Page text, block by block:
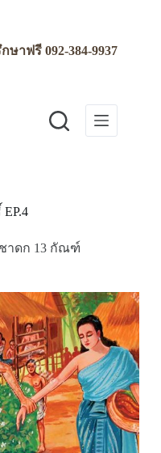
กษาฟรี092-384-9937
าดก 13 กัณฑ์